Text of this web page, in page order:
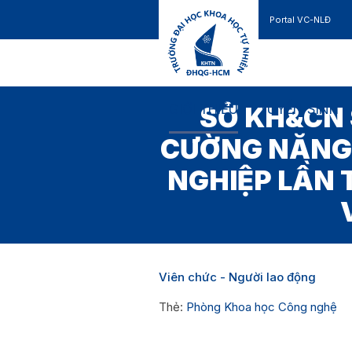
Portal VC-NLĐ
GIỚI THIỆU TUYỂN SINH
SỞ
CƯỜNG
NGHIỆP LẦN
Viên chức - Người lao động
Thẻ: Phòng Khoa học Công nghệ